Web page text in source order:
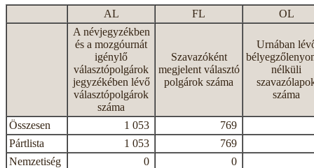
AL FL
OL
A névjegyzékben
és a mozgóurnát
igénylő
választópolgárok
jegyzékében lévő
választópolgárok
száma
Szavazóként
megjelent választó
polgárok száma
Urnában
nélküli
száma
Összesen 1 053
769
Pártlista
1 053
769
Nemzetiség
0 0